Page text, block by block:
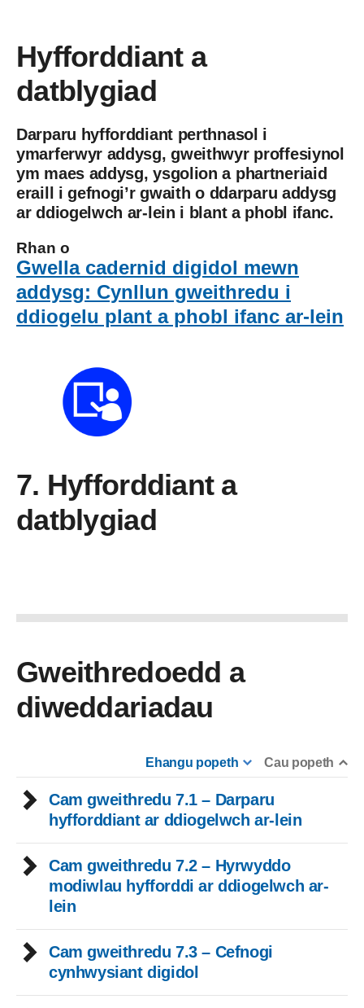
Hyfforddiant a
datblygiad
Darparu hyfforddiant perthnasol i
ymarferwyr addysg, gweithwyr proffesiynol
ym maes addysg, ysgolion a phartneriaid
eraill i gefnogi’r gwaith o ddarparu addysg
ar ddiogelwch ar-lein i blant a phobl ifanc.
Rhan o
Gwella cadernid digidol mewn
addysg: Cynllun gweithredu i
ddiogelu plant a phobl ifanc ar-lein
7. Hyfforddiant a
datblygiad
Gweithredoedd a
diweddariadau
Ehangu popeth Cau popeth
Cam gweithredu 7.1 – Darparu
hyfforddiant ar ddiogelwch ar-lein
Cam gweithredu 7.2 – Hyrwyddo
modiwlau hyfforddi ar ddiogelwch ar-
lein
Cam gweithredu 7.3 – Cefnogi
cynhwysiant digidol